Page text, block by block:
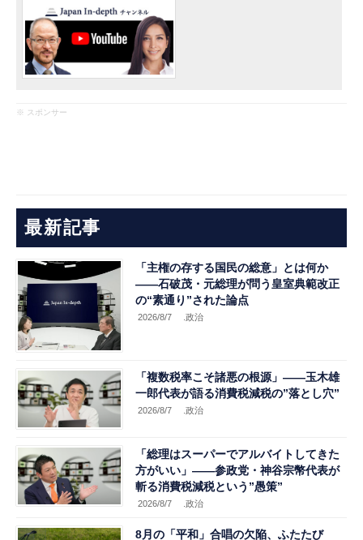
※ スポンサー
最新記事
「主権の存する国民の総意」とは何か
――石破茂・元総理が問う皇室典範改正
の“素通り”された論点
2026/8/7 .政治
「複数税率こそ諸悪の根源」――玉木雄
一郎代表が語る消費税減税の”落とし穴”
2026/8/7 .政治
「総理はスーパーでアルバイトしてきた
方がいい」――参政党・神谷宗幣代表が
斬る消費税減税という”愚策”
2026/8/7 .政治
8月の「平和」合唱の欠陥、ふたたび